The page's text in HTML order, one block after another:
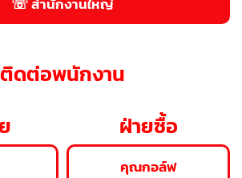
ติดต่อพนักงาน
ฝ่ายซื้อ
คุณกอล์ฟ